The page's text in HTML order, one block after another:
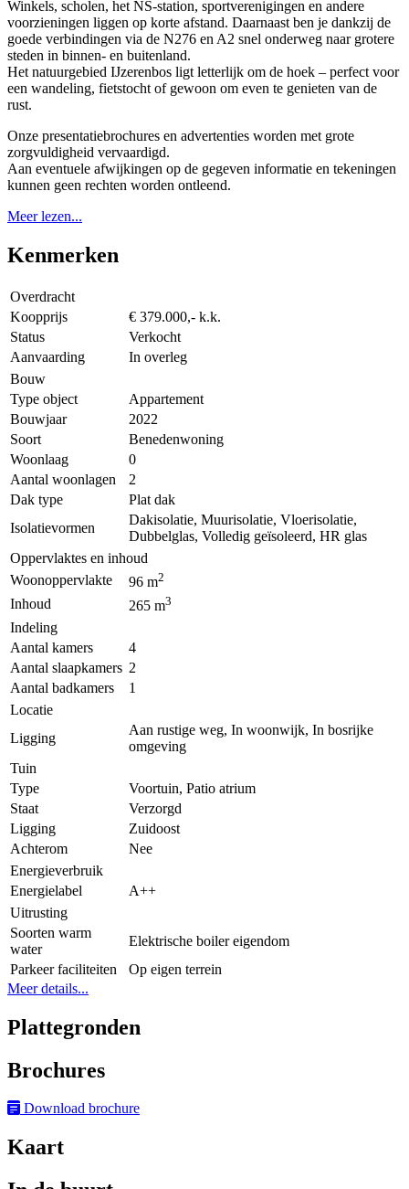
Winkels, scholen, het NS-station, sportverenigingen en andere
voorzieningen liggen op korte afstand. Daarnaast ben je dankzij de
goede verbindingen via de N276 en A2 snel onderweg naar grotere
steden in binnen- en buitenland.
Het natuurgebied IJzerenbos ligt letterlijk om de hoek – perfect voor
een wandeling, fietstocht of gewoon om even te genieten van de
rust.
Onze presentatiebrochures en advertenties worden met grote
zorgvuldigheid vervaardigd.
Aan eventuele afwijkingen op de gegeven informatie en tekeningen
kunnen geen rechten worden ontleend.
Meer lezen...
Kenmerken
Overdracht
Koopprijs
€ 379.000,- k.k.
Status
Verkocht
Aanvaarding
In overleg
Bouw
Type object
Appartement
Bouwjaar
2022
Soort
Benedenwoning
Woonlaag
0
Aantal woonlagen
2
Dak type
Plat dak
Isolatievormen
Dakisolatie, Muurisolatie, Vloerisolatie,
Dubbelglas, Volledig geïsoleerd, HR glas
Oppervlaktes en inhoud
Woonoppervlakte
96 m2
Inhoud 265 m3
Indeling
Aantal kamers
4
Aantal slaapkamers 2
Aantal badkamers
1
Locatie
Ligging
Aan rustige weg, In woonwijk, In bosrijke
omgeving
Tuin
Type
Voortuin, Patio atrium
Staat
Verzorgd
Ligging
Zuidoost
Achterom
Nee
Energieverbruik
Energielabel
A++
Uitrusting
Soorten warm
water
Elektrische boiler eigendom
Parkeer faciliteiten
Op eigen terrein
Meer details...
Plattegronden
Brochures
Download brochure
Kaart